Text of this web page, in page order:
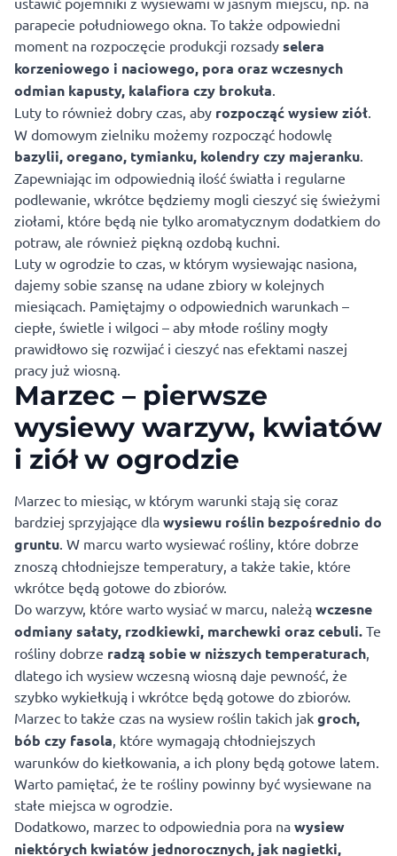
parapecie południowego okna. To także odpowiedni
moment na rozpoczęcie produkcji rozsady selera
korzeniowego i naciowego, pora oraz wczesnych
odmian kapusty, kalafiora czy brokuła.
Luty to również dobry czas, aby rozpocząć wysiew ziół.
W domowym zielniku możemy rozpocząć hodowlę
bazylii, oregano, tymianku, kolendry czy majeranku.
Zapewniając im odpowiednią ilość światła i regularne
podlewanie, wkrótce będziemy mogli cieszyć się świeżymi
ziołami, które będą nie tylko aromatycznym dodatkiem do
potraw, ale również piękną ozdobą kuchni.
Luty w ogrodzie to czas, w którym wysiewając nasiona,
dajemy sobie szansę na udane zbiory w kolejnych
miesiącach. Pamiętajmy o odpowiednich warunkach –
ciepłe, świetle i wilgoci – aby młode rośliny mogły
prawidłowo się rozwijać i cieszyć nas efektami naszej
pracy już wiosną.
Marzec – pierwsze
wysiewy warzyw, kwiatów
i ziół w ogrodzie
Marzec to miesiąc, w którym warunki stają się coraz
bardziej sprzyjające dla wysiewu roślin bezpośrednio do
gruntu. W marcu warto wysiewać rośliny, które dobrze
znoszą chłodniejsze temperatury, a także takie, które
wkrótce będą gotowe do zbiorów.
Do warzyw, które warto wysiać w marcu, należą wczesne
odmiany sałaty, rzodkiewki, marchewki oraz cebuli. Te
rośliny dobrze radzą sobie w niższych temperaturach,
dlatego ich wysiew wczesną wiosną daje pewność, że
szybko wykiełkują i wkrótce będą gotowe do zbiorów.
Marzec to także czas na wysiew roślin takich jak groch,
bób czy fasola, które wymagają chłodniejszych
warunków do kiełkowania, a ich plony będą gotowe latem.
Warto pamiętać, że te rośliny powinny być wysiewane na
stałe miejsca w ogrodzie.
Dodatkowo, marzec to odpowiednia pora na wysiew
niektórych kwiatów jednorocznych, jak nagietki,